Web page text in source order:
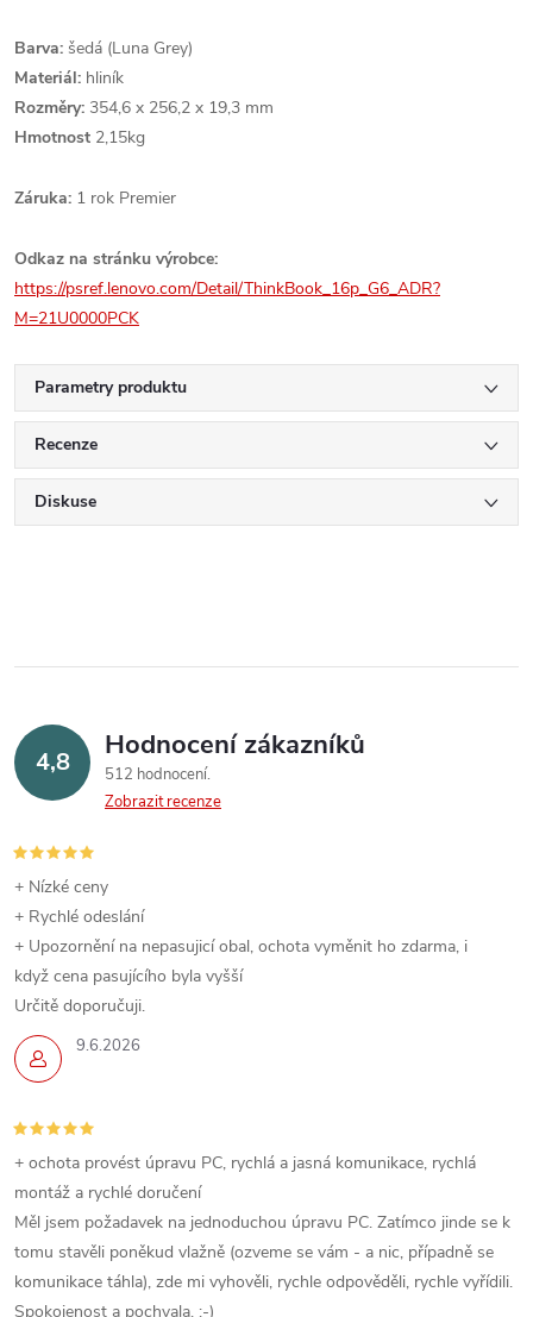
Barva: šedá (Luna Grey)
Materiál: hliník
Rozměry: 354,6 x 256,2 x 19,3 mm
Hmotnost 2,15kg
Záruka: 1 rok Premier
Odkaz na stránku výrobce:
https://psref.lenovo.com/Detail/ThinkBook_16p_G6_ADR?
M=21U0000PCK
Parametry produktu
Recenze
Diskuse
4,8 Hodnocení zákazníků
512 hodnocení
Zobrazit recenze
9.6.2026
+ Nízké ceny
+ Rychlé odeslání
+ Upozornění na nepasujicí obal, ochota vyměnit ho zdarma, i
když cena pasujícího byla vyšší
Určitě doporučuji.
+ ochota provést úpravu PC, rychlá a jasná komunikace, rychlá
montáž a rychlé doručení
Měl jsem požadavek na jednoduchou úpravu PC. Zatímco jinde se k
tomu stavěli poněkud vlažně (ozveme se vám - a nic, případně se
komunikace táhla), zde mi vyhověli, rychle odpověděli, rychle vyřídili.
Spokojenost a pochvala. :-)